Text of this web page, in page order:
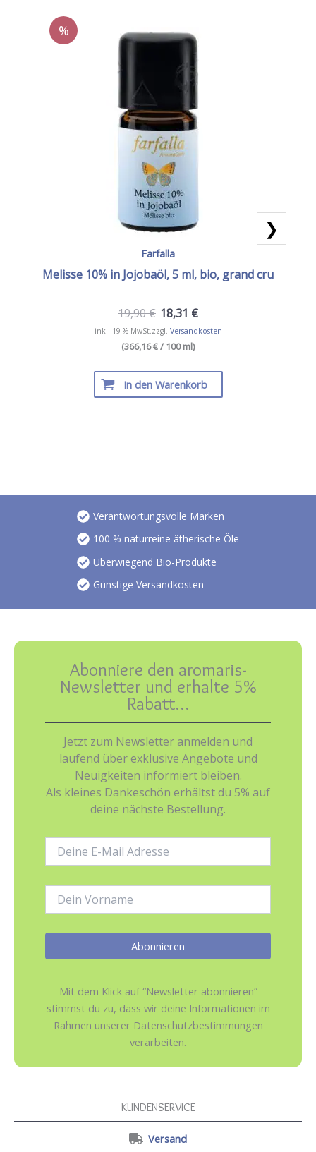
%
Farfalla
Melisse 10% in Jojobaöl, 5 ml, bio, grand cru
19,90€ 18,31 €
inkl. 19 % MwSt. zzgl. Versandkosten
(366,16 € / 100 ml)
In den Warenkorb
❯
Verantwortungsvolle Marken
100 % naturreine ätherische Öle
Überwiegend Bio-Produkte
Günstige Versandkosten
Abonniere den aromaris-
Newsletter und erhalte 5%
Rabatt…
Jetzt zum Newsletter anmelden und
laufend über exklusive Angebote und
Neuigkeiten informiert bleiben.
Als kleines Dankeschön erhältst du 5% auf
deine nächste Bestellung.
Mail-
Mit dem Klick auf “Newsletter abonnieren”
stimmst du zu, dass wir deine Informationen im
Rahmen unserer Datenschutzbestimmungen
verarbeiten.
KUNDENSERVICE
Versand